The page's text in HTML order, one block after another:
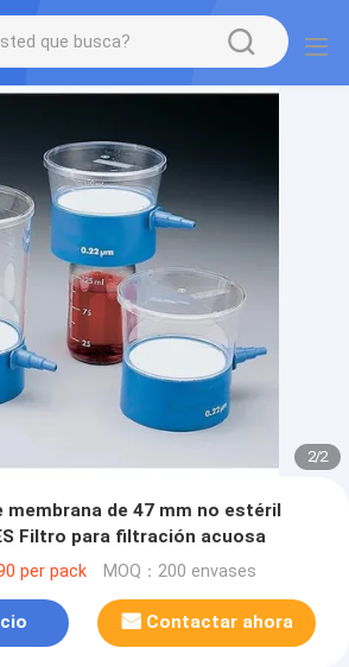
2/2
membrana de 47 mm no estéril
Filtro para filtración acuosa
per pack MOQ：200 envases
Contactar ahora